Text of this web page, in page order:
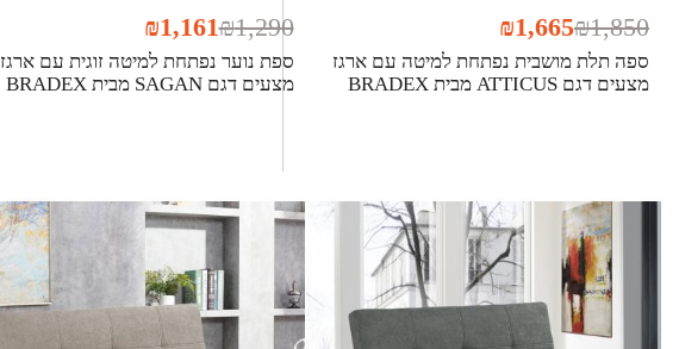
ספה תלת מושבית נפתחת למיטה עם ארגז
מצעים דגם ATTICUS מבית BRADEX
₪1,850
₪1,665
ספת נוער נפתחת למיטה זוגית עם ארגז
מצעים דגם SAGAN מבית BRADEX
₪1,290
₪1,161